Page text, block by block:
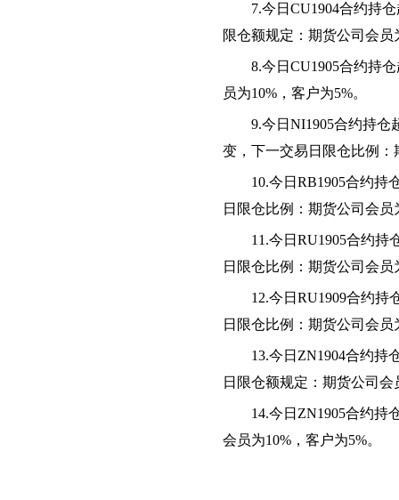
7.今日CU1904合约持
限仓额规定：期货公司会员
8.今日CU1905合约持
员为10%，客户为5%。
9.今日NI1905合约持仓
变，下一交易日限仓比例：
10.今日RB1905合约持
日限仓比例：期货公司会员
11.今日RU1905合约
日限仓比例：期货公司会员
12.今日RU1909合约
日限仓比例：期货公司会员
13.今日ZN1904合约持
日限仓额规定：期货公司会
14.今日ZN1905合约持
会员为10%，客户为5%。